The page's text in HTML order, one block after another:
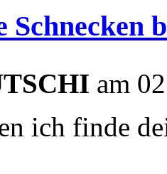
am
ich finde